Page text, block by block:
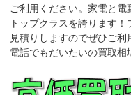
ご利用ください。家電と
トップクラスを誇ります
見積りしますのでぜひご
電話でもだいたいの買取相